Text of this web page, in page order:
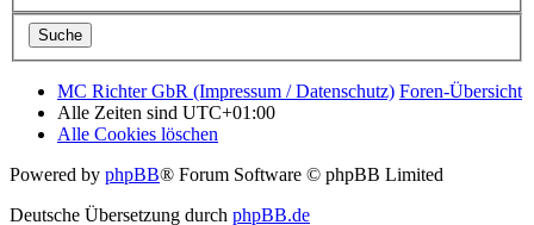
MC Richter GbR (Impressum / Datenschutz) Foren-Übersicht
Alle Zeiten sind UTC+01:00
Alle Cookies löschen
Powered by phpBB® Forum Software © phpBB Limited
Deutsche Übersetzung durch phpBB.de